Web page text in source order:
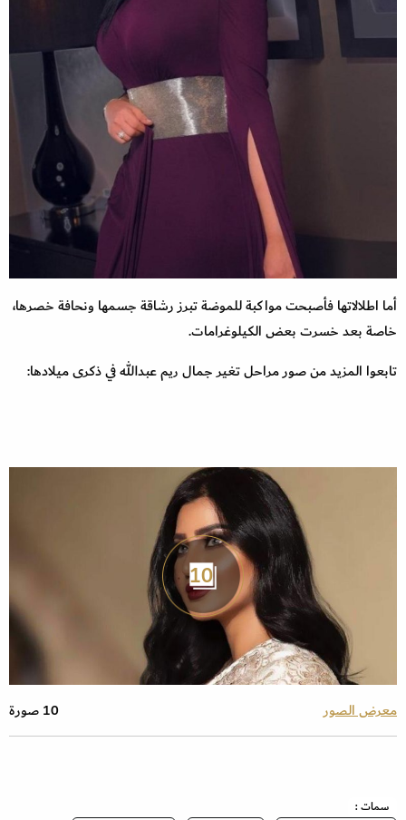
أما اطلالاتها فأصبحت مواكبة للموضة تبرز رشاقة جسمها ونحافة خصرها،
خاصة بعد خسرت بعض الكيلوغرامات.
تابعوا المزيد من صور مراحل تغير جمال ريم عبدالله في ذكرى ميلادها:
10
معرض الصور 10 صورة
سمات :